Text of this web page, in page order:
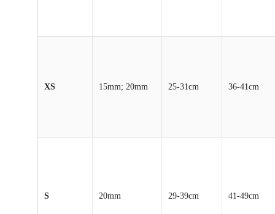
XS 15mm; 20mm 25-31cm 36-41cm
S 20mm 29-39cm 41-49cm